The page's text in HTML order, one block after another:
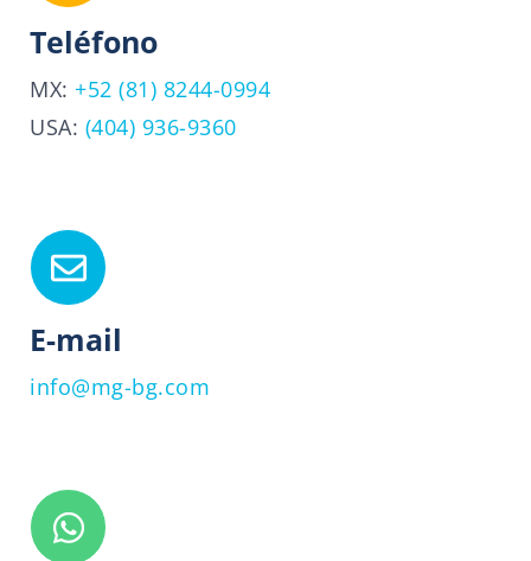
Teléfono
MX: +52 (81) 8244-0994
USA: (404) 936-9360
E-mail
info@mg-bg.com